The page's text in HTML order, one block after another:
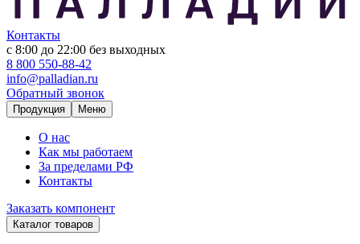
Контакты
с 8:00 до 22:00 без выходных
8 800 550-88-42
info@palladian.ru
Обратный звонок
Продукция Меню
О нас
Как мы работаем
За пределами РФ
Контакты
Заказать компонент
Каталог товаров